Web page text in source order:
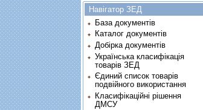
Навігатор ЗЕД
База документів
Каталог документів
Добірка документів
Українська класифікація
товарів ЗЕД
Єдиний список товарів
подвійного використання
Класифікаційні рішення
ДМСУ